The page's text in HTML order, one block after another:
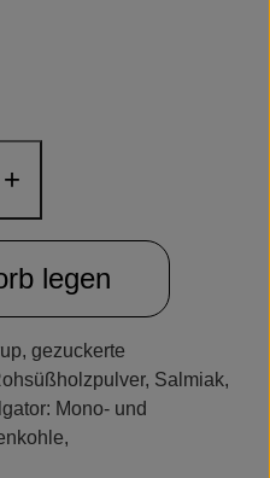
+
legen
gezuckerte
Salmiak,
Mono- und